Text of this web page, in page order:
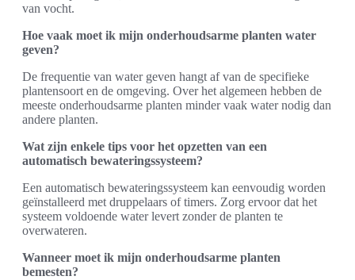
van vocht.
Hoe vaak moet ik mijn onderhoudsarme planten water
geven?
De frequentie van water geven hangt af van de specifieke
plantensoort en de omgeving. Over het algemeen hebben de
meeste onderhoudsarme planten minder vaak water nodig dan
andere planten.
Wat zijn enkele tips voor het opzetten van een
automatisch bewateringssysteem?
Een automatisch bewateringssysteem kan eenvoudig worden
geïnstalleerd met druppelaars of timers. Zorg ervoor dat het
systeem voldoende water levert zonder de planten te
overwateren.
Wanneer moet ik mijn onderhoudsarme planten
bemesten?